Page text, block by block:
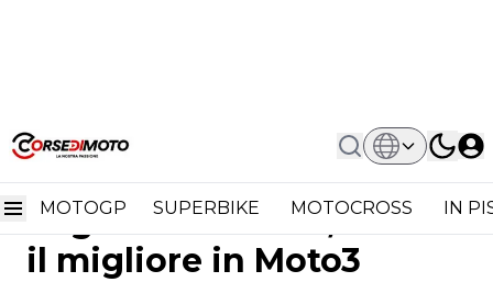
MOTOGP SUPERBIKE MOTOCROSS IN
Home In Pista
Test Jerez: Svetta Bagnaia In Moto2,
Test Jerez: svetta
Bagnaia in Moto2, Martin
il migliore in Moto3